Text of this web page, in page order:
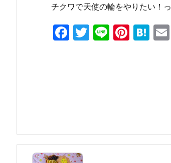
チクワで天使の輪をやりたい！
F
k
T
Li Pi H